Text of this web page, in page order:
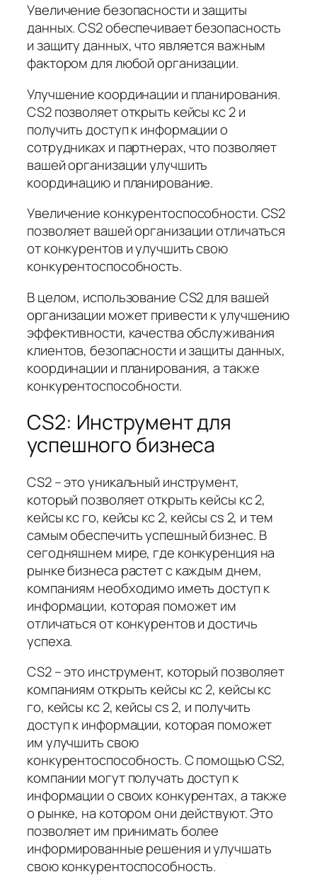
Увеличение безопасности и защиты
данных. CS2 обеспечивает безопасность
и защиту данных, что является важным
фактором для любой организации.
Улучшение координации и планирования.
CS2 позволяет открыть кейсы кс 2 и
получить доступ к информации о
сотрудниках и партнерах, что позволяет
вашей организации улучшить
координацию и планирование.
Увеличение конкурентоспособности. CS2
позволяет вашей организации отличаться
от конкурентов и улучшить свою
конкурентоспособность.
В целом, использование CS2 для вашей
организации может привести к улучшению
эффективности, качества обслуживания
клиентов, безопасности и защиты данных,
координации и планирования, а также
конкурентоспособности.
CS2: Инструмент для
успешного бизнеса
CS2 – это уникальный инструмент,
который позволяет открыть кейсы кс 2,
кейсы кс го, кейсы кс 2, кейсы cs 2, и тем
самым обеспечить успешный бизнес. В
сегодняшнем мире, где конкуренция на
рынке бизнеса растет с каждым днем,
компаниям необходимо иметь доступ к
информации, которая поможет им
отличаться от конкурентов и достичь
успеха.
CS2 – это инструмент, который позволяет
компаниям открыть кейсы кс 2, кейсы кс
го, кейсы кс 2, кейсы cs 2, и получить
доступ к информации, которая поможет
им улучшить свою
конкурентоспособность. С помощью CS2,
компании могут получать доступ к
информации о своих конкурентах, а также
о рынке, на котором они действуют. Это
позволяет им принимать более
информированные решения и улучшать
свою конкурентоспособность.